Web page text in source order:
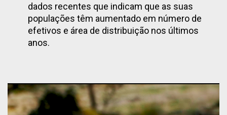
dados recentes que indicam que as suas
populações têm aumentado em número de
efetivos e área de distribuição nos últimos
anos.